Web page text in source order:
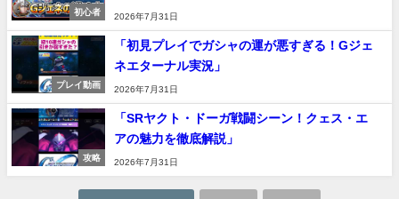
初心者
2026年7月31日
プレイ動画
「初見プレイでガシャの運が悪すぎる！Gジェ
ネエターナル実況」
2026年7月31日
攻略
「SRヤクト・ドーガ戦闘シーン！クェス・エ
アの魅力を徹底解説」
2026年7月31日